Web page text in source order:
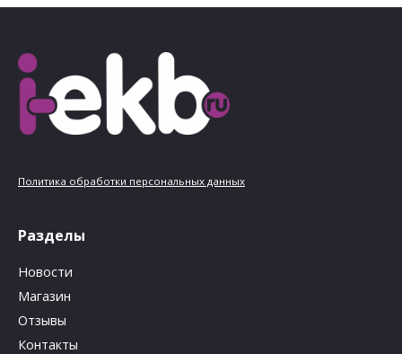
Политика обработки персональных данных
Разделы
Новости
Магазин
Отзывы
Контакты